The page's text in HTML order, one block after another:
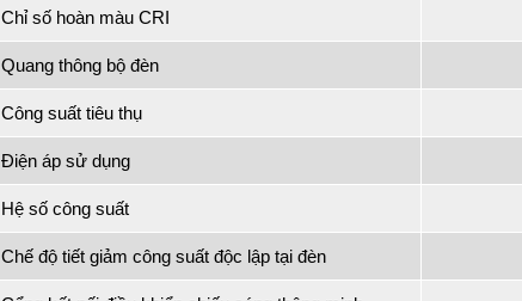
Chỉ số hoàn màu CRI
Quang thông bộ đèn
Công suất tiêu thụ
Điện áp sử dụng
Hệ số công suất
Chế độ tiết giảm công suất độc lập tại đèn